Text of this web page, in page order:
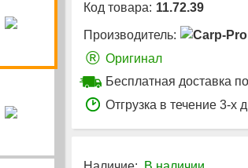
Код товара: 11.72.39
Производитель:
® Оригинал
Бесплатная доставка
Отгрузка в течение 3-х